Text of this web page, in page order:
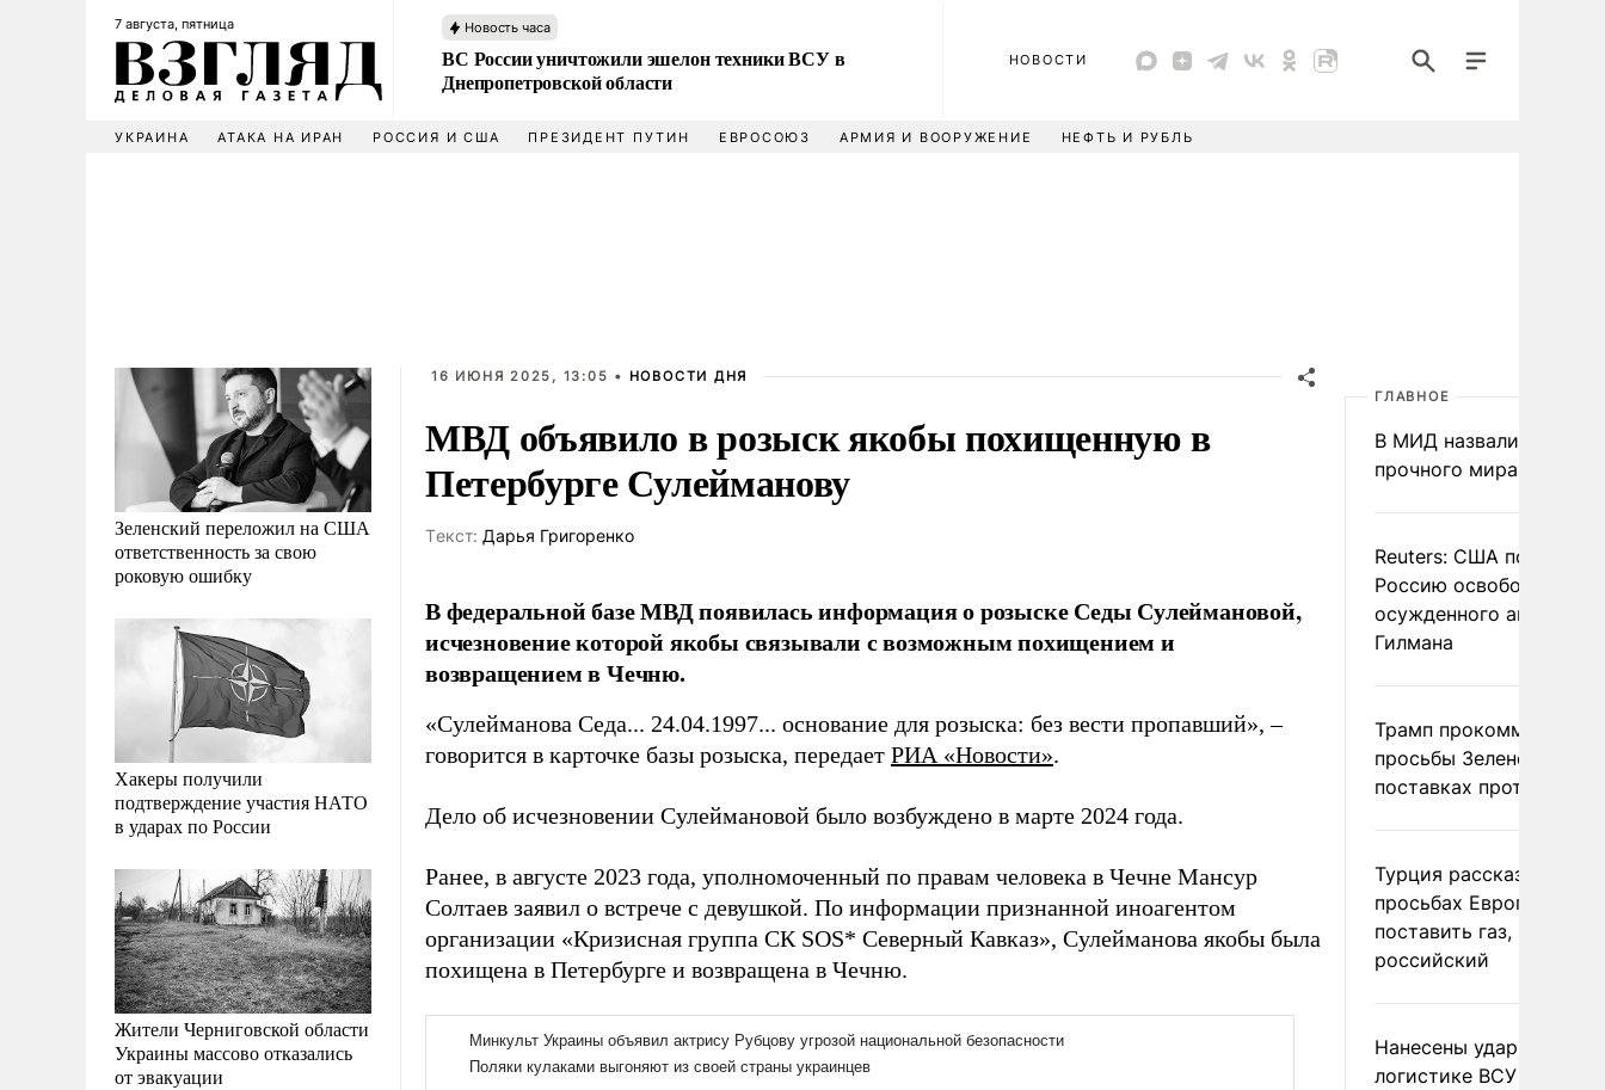
7 августа, пятница Новость часа
ВС России уничтожили эшелон техники ВСУ в
Днепропетровской области
НОВОСТИ
УКРАИНА АТАКА НА ИРАН РОССИЯ И США ПРЕЗИДЕНТ ПУТИН ЕВРОСОЮЗ АРМИЯ И ВООРУЖЕНИЕ НЕФТЬ И РУБЛЬ
Зеленский переложил на США
ответственность за свою
роковую ошибку
Хакеры получили
подтверждение участия НАТО
в ударах по России
Жители Черниговской области
Украины массово отказались
от эвакуации
16 ИЮНЯ 2025, 13:05 • НОВОСТИ ДНЯ
МВД объявило в розыск якобы похищенную в
Петербурге Сулейманову
Tекст: Дарья Григоренко
В федеральной базе МВД появилась информация о розыске Седы Сулеймановой,
исчезновение которой якобы связывали с возможным похищением и
возвращением в Чечню.
«Сулейманова Седа... 24.04.1997... основание для розыска: без вести пропавший», –
говорится в карточке базы розыска, передает РИА «Новости».
Дело об исчезновении Сулеймановой было возбуждено в марте 2024 года.
Ранее, в августе 2023 года, уполномоченный по правам человека в Чечне Мансур
Солтаев заявил о встрече с девушкой. По информации признанной иноагентом
организации «Кризисная группа СК SOS* Северный Кавказ», Сулейманова якобы была
похищена в Петербурге и возвращена в Чечню.
ГЛАВНОЕ
В МИД назвали условия
прочного мира на
Reuters: США
Россию освободить
осужденного
Гилмана
Трамп
просьбы Зеленского о
поставках
Турция рассказала о
просьбах Европы
поставить газ, но не
российский
Нанесены удары по
логистике ВСУ в